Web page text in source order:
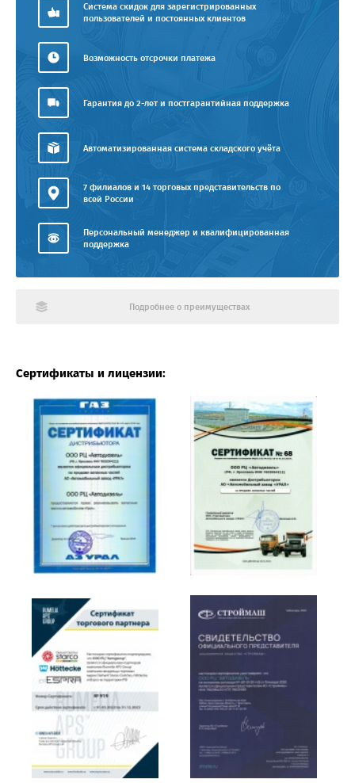
Система скидок для зарегистрированных
пользователей и постоянных клиентов
Возможность отсрочки платежа
Гарантия до 2-лет и постгарантийная поддержка
Автоматизированная система складского учёта
7 филиалов и 14 торговых представительств по
всей России
Персональный менеджер и квалифицированная
поддержка
Подробнее о преимуществах
Сертификаты и лицензии: